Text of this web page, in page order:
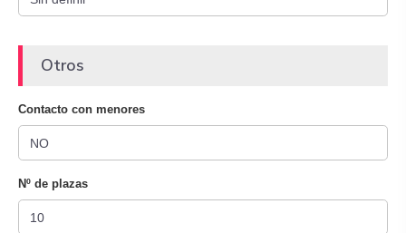
Otros
Contacto con menores
Nº de plazas